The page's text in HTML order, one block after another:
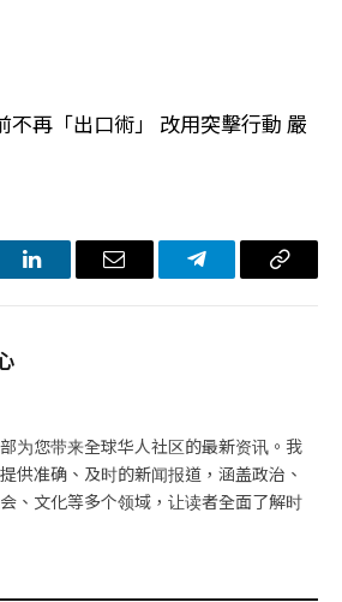
不再「出口術」 改用突擊行動 嚴
LinkedIn电
Telegram复
为您带来全球华人社区的最新资讯。我
供准确、及时的新闻报道，涵盖政治、
、文化等多个领域，让读者全面了解时